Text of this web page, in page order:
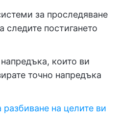
за проследяване
следите постигането
които ви
точно напредъка
разбиване на целите ви